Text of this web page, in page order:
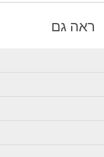
ראה גם